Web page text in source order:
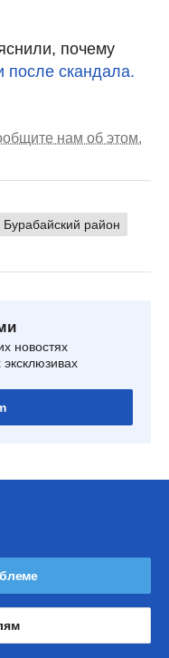
почему
после скандала.
нам об этом.
Бурабайский район
новостях